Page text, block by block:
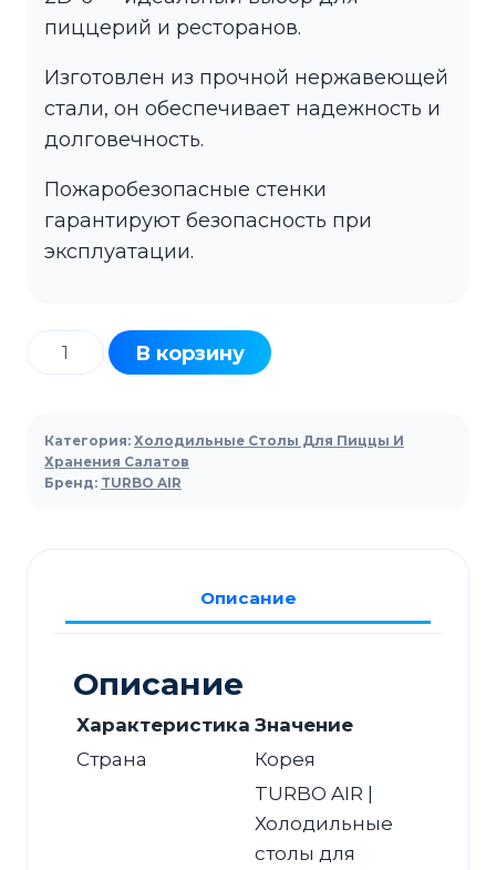
пиццерий и ресторанов.
Изготовлен из прочной нержавеющей
стали, он обеспечивает надежность и
долговечность.
Пожаробезопасные стенки
гарантируют безопасность при
эксплуатации.
Количество
товара
для
пиццы
Turbo
93-
ящиками
В корзину
Категория: Холодильные Столы Для Пиццы И
Хранения Салатов
Бренд: TURBO AIR
Описание
Описание
Характеристика Значение
Страна
Корея
TURBO AIR |
Холодильные
столы для